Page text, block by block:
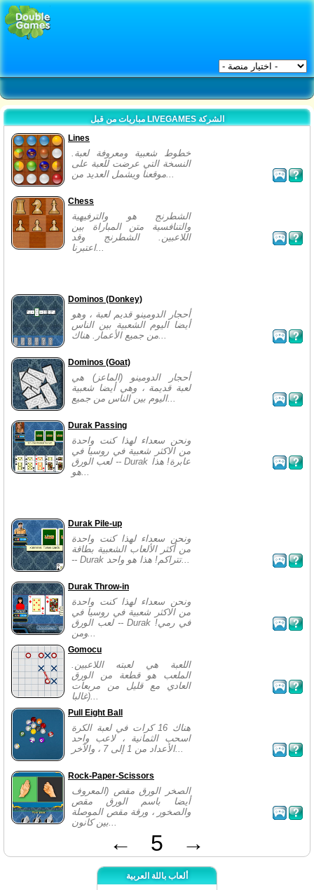
مباريات من قبل LIVEGAMES الشركة
Lines
خطوط شعبية ومعروفة لعبة.
النسخة التي عرضت للعبة على
موقعنا ويشمل العديد من...
Chess
الشطرنج هو والترفيهية
والتنافسية متن المباراة بين
اللاعبين. الشطرنج وقد
اعتبرنا...
Dominos (Donkey)
أحجار الدومينو قديم لعبة ، وهو
أيضا اليوم الشعبية بين الناس
من جميع الأعمار. هناك...
Dominos (Goat)
أحجار الدومينو (الماعز) هي
لعبة قديمة ، وهي أيضا شعبية
اليوم بين الناس من جميع...
Durak Passing
ونحن سعداء لهذا كنت واحدة
من الاكثر شعبية في روسيا في
لعب الورق -- Durak عابرة! هذا
هو...
Durak Pile-up
ونحن سعداء لهذا كنت واحدة
من أكثر الألعاب الشعبية بطاقة
-- Durak تتراكم! هذا هو واحد...
Durak Throw-in
ونحن سعداء لهذا كنت واحدة
من الاكثر شعبية في روسيا في
لعب الورق -- Durak في رمي!
ومن...
Gomocu
اللعبة هي لعبته اللاعبين.
الملعب هو قطعة من الورق
العادي مع قليل من مربعات
(غالبا...
Pull Eight Ball
هناك 16 كرات في لعبة الكرة
اسحب الثمانية ، لاعب واحد
الأعداد من 1 إلى 7 ، والآخر...
Rock-Paper-Scissors
الصخر الورق مقص (المعروف
أيضا باسم الورق مقص
والصخور ، ورقة مقص الموصلة
بين كانون...
← 5 →
ألعاب باللة العربية